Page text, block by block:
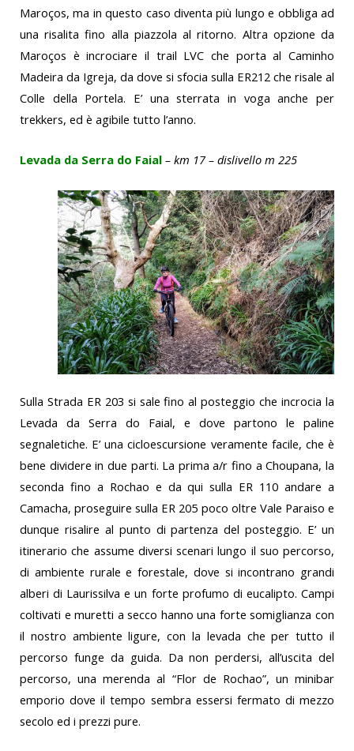
Maroços, ma in questo caso diventa più lungo e obbliga ad
una risalita fino alla piazzola al ritorno. Altra opzione da
Maroços è incrociare il trail LVC che porta al Caminho
Madeira da Igreja, da dove si sfocia sulla ER212 che risale al
Colle della Portela. E’ una sterrata in voga anche per
trekkers, ed è agibile tutto l’anno.
Levada da Serra do Faial – km 17 – dislivello m 225
Sulla Strada ER 203 si sale fino al posteggio che incrocia la
Levada da Serra do Faial, e dove partono le paline
segnaletiche. E’ una cicloescursione veramente facile, che è
bene dividere in due parti. La prima a/r fino a Choupana, la
seconda fino a Rochao e da qui sulla ER 110 andare a
Camacha, proseguire sulla ER 205 poco oltre Vale Paraiso e
dunque risalire al punto di partenza del posteggio. E’ un
itinerario che assume diversi scenari lungo il suo percorso,
di ambiente rurale e forestale, dove si incontrano grandi
alberi di Laurissilva e un forte profumo di eucalipto. Campi
coltivati e muretti a secco hanno una forte somiglianza con
il nostro ambiente ligure, con la levada che per tutto il
percorso funge da guida. Da non perdersi, all’uscita del
percorso, una merenda al “Flor de Rochao”, un minibar
emporio dove il tempo sembra essersi fermato di mezzo
secolo ed i prezzi pure.